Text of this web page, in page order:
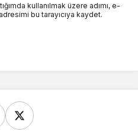
kullanılmak üzere adımı, e-
bu tarayıcıya kaydet.